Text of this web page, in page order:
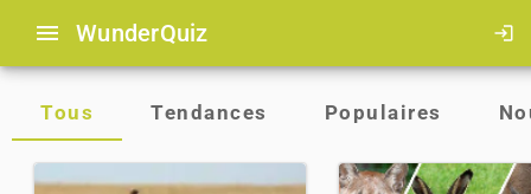
menu WunderQuiz login
Tous Tendances Populaires